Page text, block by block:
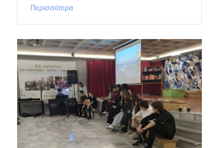
Περισσότερα